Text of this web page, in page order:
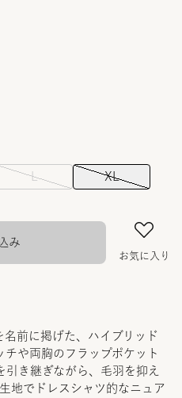
L XL
お気に入り
み
前に掲げた、ハイブリッド
や両胸のフラップポケット
き継ぎながら、毛羽を抑え
地でドレスシャツ的なニュア